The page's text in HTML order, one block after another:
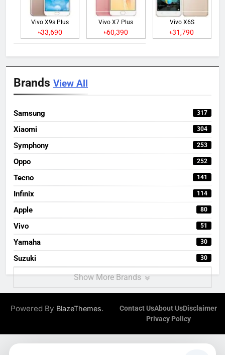
Vivo X9s Plus
৳33,690
Vivo X7 Plus
৳60,390
Vivo X6S
৳31,790
Brands View All
Samsung 317
Xiaomi 304
Symphony 253
Oppo 252
Tecno 141
Infinix 114
Apple 80
Vivo 51
Yamaha 30
Suzuki 30
Show More Brands
Powered By BlazeThemes. Contact UsAbout UsDisclaimer
Privacy Policy